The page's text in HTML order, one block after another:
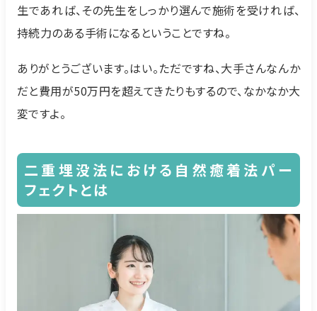
生であれば、その先生をしっかり選んで施術を受ければ、
持続力のある手術になるということですね。
ありがとうございます。はい。ただですね、大手さんなんか
だと費用が50万円を超えてきたりもするので、なかなか大
変ですよ。
二重埋没法における自然癒着法パー
フェクトとは